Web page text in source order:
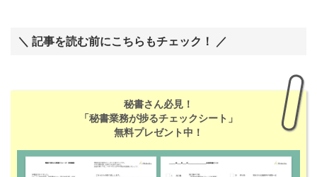
＼ 記事を読む前にこちらもチェック！ ／
秘書さん必見！
「秘書業務が捗るチェックシート」
無料プレゼント中！